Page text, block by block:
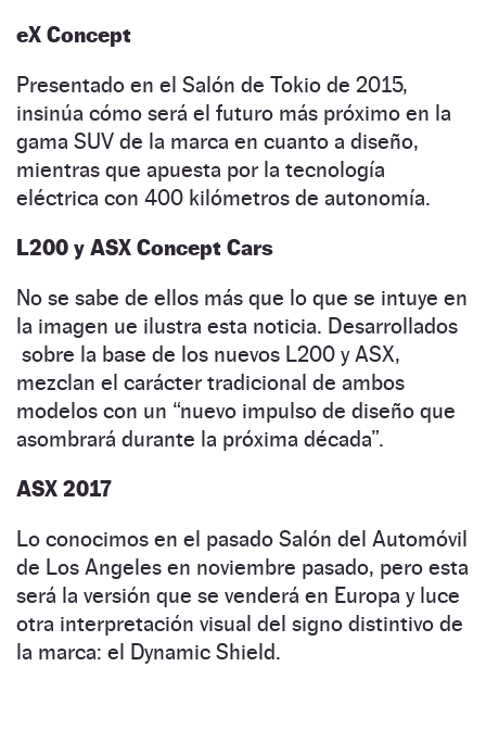
eX Concept
Presentado en el Salón de Tokio de 2015,
insinúa cómo será el futuro más próximo en la
gama SUV de la marca en cuanto a diseño,
mientras que apuesta por la tecnología
eléctrica con 400 kilómetros de autonomía.
L200 y ASX Concept Cars
No se sabe de ellos más que lo que se intuye en
la imagen ue ilustra esta noticia. Desarrollados
sobre la base de los nuevos L200 y ASX,
mezclan el carácter tradicional de ambos
modelos con un “nuevo impulso de diseño que
asombrará durante la próxima década”.
ASX 2017
Lo conocimos en el pasado Salón del Automóvil
de Los Angeles en noviembre pasado, pero esta
será la versión que se venderá en Europa y luce
otra interpretación visual del signo distintivo de
la marca: el Dynamic Shield.